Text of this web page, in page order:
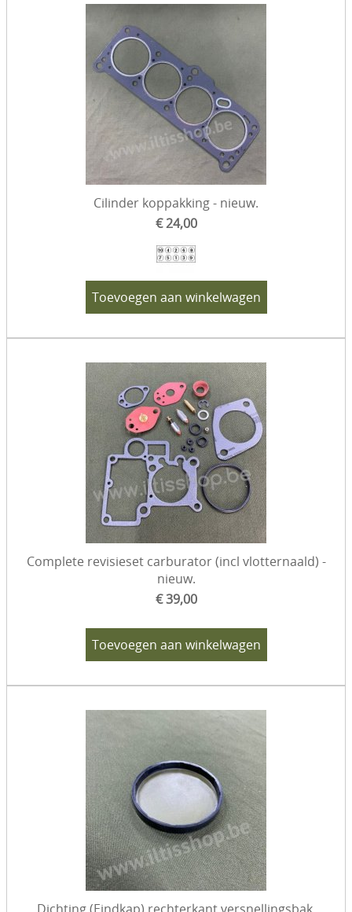
Cilinder koppakking - nieuw.
€ 24,00
Toevoegen aan winkelwagen
Complete revisieset carburator (incl vlotternaald) -
nieuw.
€ 39,00
Toevoegen aan winkelwagen